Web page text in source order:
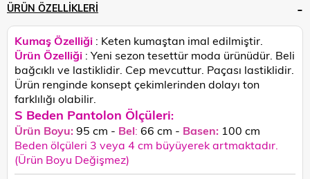
ÜRÜN ÖZELLIKLERI
Kumaş Özelliği : Keten kumaştan imal edilmiştir.
Ürün Özelliği : Yeni sezon tesettür moda ürünüdür. Beli
bağcıklı ve lastiklidir. Cep mevcuttur. Paçası lastiklidir.
Ürün renginde konsept çekimlerinden dolayı ton
farklılığı olabilir.
S Beden Pantolon Ölçüleri:
Ürün Boyu:95 cm - Bel: 66 cm - Basen: 100 cm
Beden ölçüleri 3 veya 4 cm büyüyerek artmaktadır.
(Ürün Boyu Değişmez)